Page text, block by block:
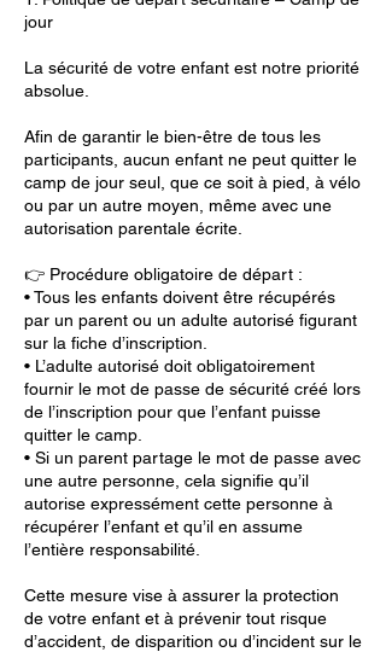
jour
La sécurité de votre enfant est notre priorité
absolue.
Afin de garantir le bien-être de tous les
participants, aucun enfant ne peut quitter le
camp de jour seul, que ce soit à pied, à vélo
ou par un autre moyen, même avec une
autorisation parentale écrite.
👉 Procédure obligatoire de départ :
• Tous les enfants doivent être récupérés
par un parent ou un adulte autorisé figurant
sur la fiche d’inscription.
• L’adulte autorisé doit obligatoirement
fournir le mot de passe de sécurité créé lors
de l’inscription pour que l’enfant puisse
quitter le camp.
• Si un parent partage le mot de passe avec
une autre personne, cela signifie qu’il
autorise expressément cette personne à
récupérer l’enfant et qu’il en assume
l’entière responsabilité.
Cette mesure vise à assurer la protection
de votre enfant et à prévenir tout risque
d’accident, de disparition ou d’incident sur le